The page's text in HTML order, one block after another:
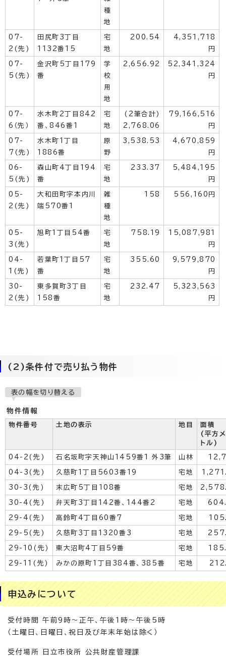
種
地
07-
2(先)
田尻町3丁目
1132番15
宅
地
200.54
4,351,718
円
07-
5(先)
金沢町5丁目179
番
学
校
用
地
2,656.92
52,341,324
円
07-
6（先）
水木町2丁目842
番、846番1
宅
地
(2筆合計)
2,768.06
79,166,516
円
07-
7(先)
水木町1丁目
1886番
原
野
3,538.53
4,670,859
円
06-
5(先)
森山町4丁目194
番
宅
地
233.37
5,484,195
円
05-
2(先)
大和田町字本内川
端570番1
雑
種
地
158 556,160円
05-
3(先)
旭町1丁目54番
宅
地
758.19
15,087,981
円
04-
1(先)
若葉町1丁目57
番
宅
地
355.60
9,579,870
円
30-
2(先)
東多賀町3丁目
158番
宅
地
232.47
5,323,563
円
(2)条件付で売り払う物件
表の幅を切り替える
物件情報
物件番号 土地の表示 地目
面積
(平方
トル)
04-2(先) 石名坂町字天神山1459番1 外3筆 山林
04-3(先) 久慈町1丁目5603番19 宅地
30-3(先) 末広町5丁目108番 宅地
30-4(先) 弁天町3丁目142番、144番2 宅地
29-4(先) 高鈴町4丁目60番7 宅地
29-5(先) 久慈町3丁目1320番3 宅地
29-10(先) 東大沼町4丁目59番 宅地
29-11(先) みかの原町1丁目384番、385番 宅地
申込みについて
受付時間 午前9時～正午、午後1時～午後5時
（土曜日、日曜日、祝日及び年末年始は除く）
受付場所 日立市役所 公共財産管理課